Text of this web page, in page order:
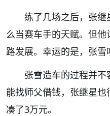
练了几场之后，张
么当赛车手的天赋。但
路发展。幸运的是，张雪
张雪造车的过程并
能找师父借钱，张继星
凑了3万元。